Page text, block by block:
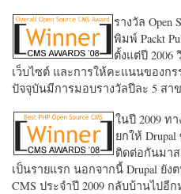
รางวัล Open
พิมพ์ Packt
ตั้งแต่ปี
เว็บไซต์ และการให้คะแนนของก
ปัจจุบันมีการมอบรางวัลปีละ 5 สา
ในปี 2009 ท
ยกให้ Drupal
ติดต่อกันมาส
เป็นรายแรก นอกจากนี้ Drupal ยังต
CMS ประจำปี 2009 กลับบ้านไปอี